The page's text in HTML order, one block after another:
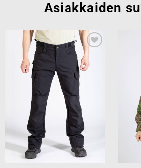
Asiakkaiden
Add to
wishlist